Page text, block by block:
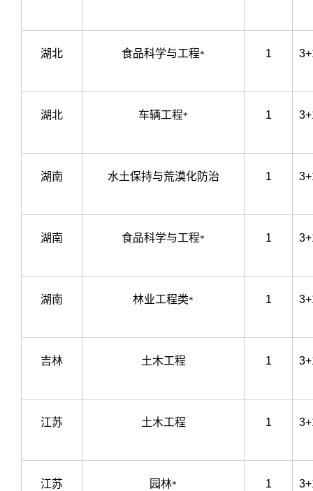
湖北 食品科学与工程* 1
湖北 车辆工程* 1
湖南 水土保持与荒漠化防治 1
湖南 食品科学与工程* 1
湖南 林业工程类* 1
吉林 土木工程 1
江苏 土木工程 1
江苏 园林* 1